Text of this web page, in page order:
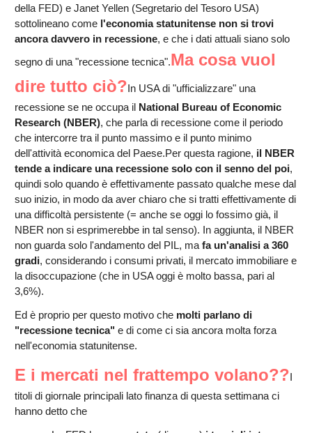
della FED) e Janet Yellen (Segretario del Tesoro USA)
sottolineano come l'economia statunitense non si trovi
ancora davvero in recessione, e che i dati attuali siano solo
segno di una "recessione tecnica".Ma cosa vuol
dire tutto ciò?In USA di "ufficializzare" una
recessione se ne occupa il National Bureau of Economic
Research (NBER), che parla di recessione come il periodo
che intercorre tra il punto massimo e il punto minimo
dell'attività economica del Paese.Per questa ragione, il NBER
tende a indicare una recessione solo con il senno del poi,
quindi solo quando è effettivamente passato qualche mese dal
suo inizio, in modo da aver chiaro che si tratti effettivamente di
una difficoltà persistente (= anche se oggi lo fossimo già, il
NBER non si esprimerebbe in tal senso). In aggiunta, il NBER
non guarda solo l'andamento del PIL, ma fa un'analisi a 360
gradi, considerando i consumi privati, il mercato immobiliare e
la disoccupazione (che in USA oggi è molto bassa, pari al
3,6%).
Ed è proprio per questo motivo che molti parlano di
"recessione tecnica" e di come ci sia ancora molta forza
nell'economia statunitense.
E i mercati nel frattempo volano??I
titoli di giornale principali lato finanza di questa settimana ci
hanno detto che